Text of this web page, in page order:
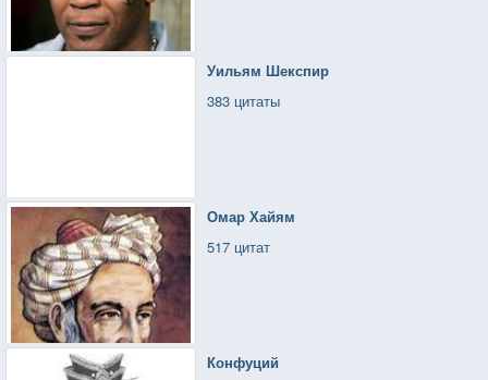
Уильям Шекспир
383 цитаты
Омар Хайям
517 цитат
Конфуций